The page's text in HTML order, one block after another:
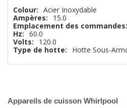
plus
que
Colour: Acier Inoxydable
Ampères:
15.0
Emplacement des commandes:
Hz: 60.0
Volts:
120.0
Type de hotte:
Hotte Sous-